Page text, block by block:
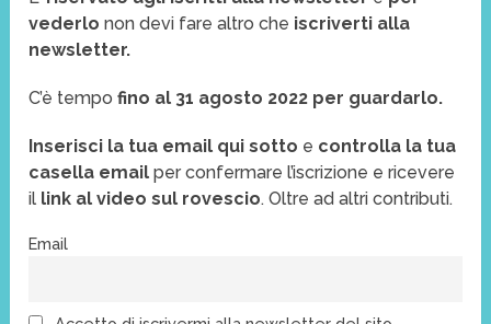
vederlonon devi fare altro che iscriverti alla
newsletter.
C’è tempofino al 31 agosto 2022 per guardarlo.
Inserisci la tua email qui sotto e controlla la tua
casella emailper confermare l’iscrizione e ricevere
il link al video sul rovescio. Oltre ad altri contributi.
Email